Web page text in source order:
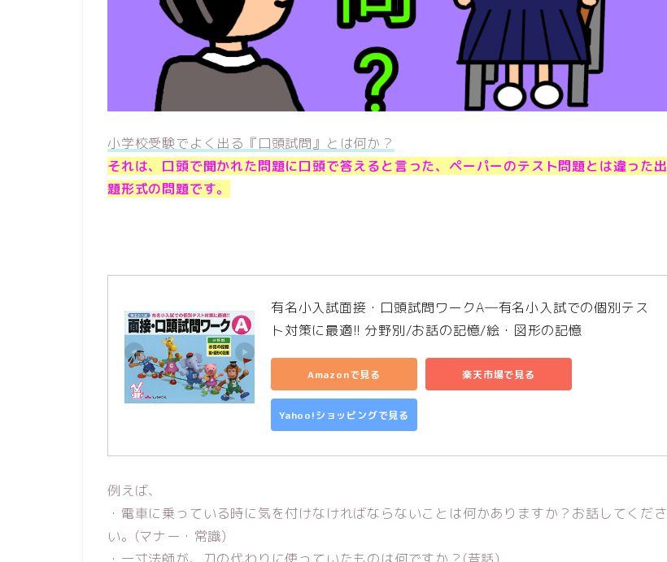
小学校受験でよく出る『口頭試問』とは何か？
それは、口頭で聞かれた問題に口頭で答えると言った、ペーパーのテスト問題とは違った出
題形式の問題です。
有名小入試面接・口頭試問ワークA―有名小入試での個別テス
ト対策に最適!! 分野別/お話の記憶/絵・図形の記憶
Amazonで見る 楽天市場で見る
Yahoo!ショッピングで見る
例えば、
・電車に乗っている時に気を付けなければならないことは何かありますか？お話してくださ
い。(マナー・常識)